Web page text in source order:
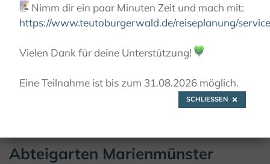
AKTIVITÄTEN RADFAHREN
KLOSTER-GARTEN-
KLÖSTER UND IHRE GÄRTEN
ABTEIGARTEN MARIENMÜNSTER
Abteigarten Marienmünster
📝 Nimm dir ein paar Minuten Zeit und mach mit:
https://www.teutoburgerwald.de/reiseplanung/
Vielen Dank für deine Unterstützung! 💚
Eine Teilnahme ist bis zum 31.08.2026 möglich.
SCHLIESSEN